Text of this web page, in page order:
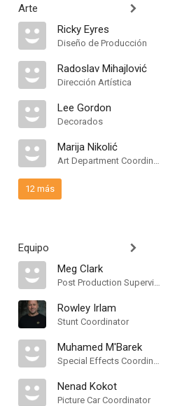
Arte
Ricky Eyres
Diseño de Producción
Radoslav Mihajlović
Dirección Artística
Lee Gordon
Decorados
Marija Nikolić
Art Department Coordinator
12 más
Equipo
Meg Clark
Post Production Supervisor
Rowley Irlam
Stunt Coordinator
Muhamed M'Barek
Special Effects Coordinator
Nenad Kokot
Picture Car Coordinator